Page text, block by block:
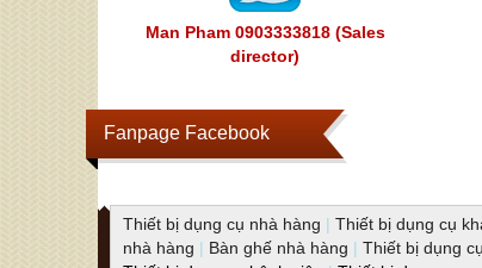
Man Pham 0903333818 (Sales
director)
Fanpage Facebook
Thiết bị dụng cụ nhà hàng | Thiết bị dụng cụ
nhà hàng | Bàn ghế nhà hàng | Thiết bị dụng